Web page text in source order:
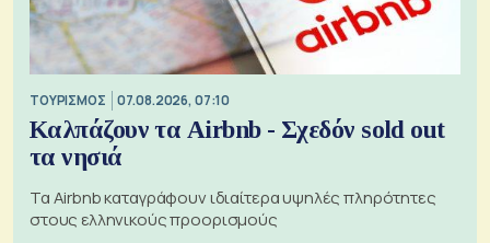
ΤΟΥΡΙΣΜΟΣ 07.08.2026, 07:10
Καλπάζουν τα Airbnb - Σχεδόν sold out
τα νησιά
Τα Airbnb καταγράφουν ιδιαίτερα υψηλές πληρότητες
στους ελληνικούς προορισμούς